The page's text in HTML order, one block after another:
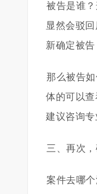
被告是谁
显然会驳
新确定被
那么被告
体的可以
建议咨询专
三、再次
案件去哪